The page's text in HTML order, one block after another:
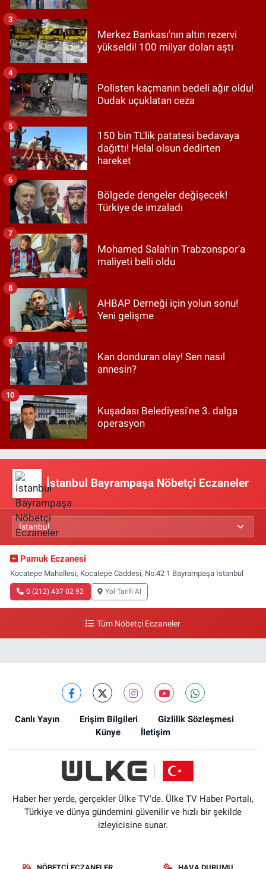
Merkez Bankası'nın altın rezervi
yükseldi! 100 milyar doları aştı
3
Polisten kaçmanın bedeli ağır oldu!
Dudak uçuklatan ceza
4
150 bin TL'lik patatesi bedavaya
dağıttı! Helal olsun dedirten
hareket
5
Bölgede dengeler değişecek!
Türkiye de imzaladı
6
Mohamed Salah'ın Trabzonspor'a
maliyeti belli oldu
7
AHBAP Derneği için yolun sonu!
Yeni gelişme
8
Kan donduran olay! Sen nasıl
annesin?
9
Kuşadası Belediyesi'ne 3. dalga
operasyon
10
İstanbul Bayrampaşa Nöbetçi Eczaneler
Pamuk Eczanesi
Kocatepe Mahallesi, Kocatepe Caddesi, No:42 1 Bayrampaşa İstanbul
0 (212) 437 02 92 Yol Tarifi Al
Tüm Nöbetçi Eczaneler
Canlı Yayın Erişim Bilgileri
Gizlilik Sözleşmesi
Künye
İletişim
Haber her yerde, gerçekler Ülke TV'de. Ülke TV Haber Portalı,
Türkiye ve dünya gündemini güvenilir ve hızlı bir şekilde
izleyicisine sunar.